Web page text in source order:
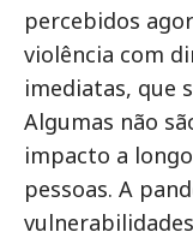
percebidos
violência com
imediatas, que
Algumas não
impacto a
pessoas. A